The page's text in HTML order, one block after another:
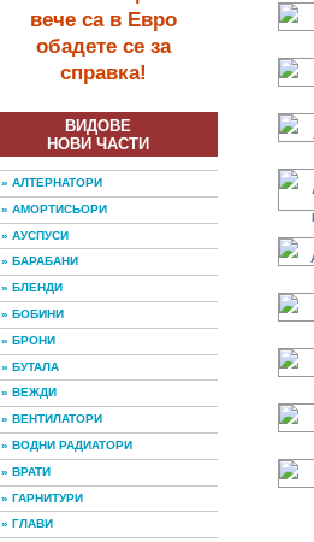
вече са в Евро
обадете се за
справка!
ВИДОВЕ
НОВИ ЧАСТИ
» АЛТЕРНАТОРИ
» АМОРТИСЬОРИ
» АУСПУСИ
» БАРАБАНИ
» БЛЕНДИ
» БОБИНИ
» БРОНИ
» БУТАЛА
» ВЕЖДИ
» ВЕНТИЛАТОРИ
» ВОДНИ РАДИАТОРИ
» ВРАТИ
» ГАРНИТУРИ
» ГЛАВИ